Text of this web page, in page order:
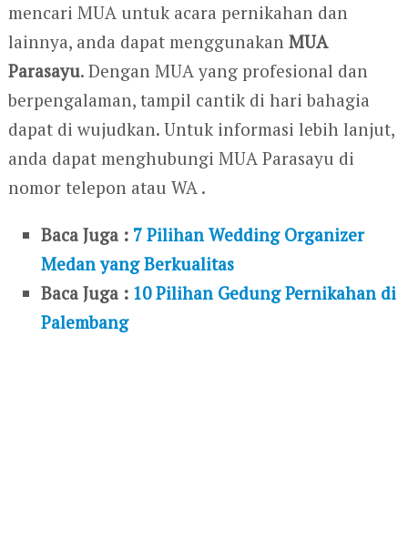
mencari MUA untuk acara pernikahan dan
lainnya, anda dapat menggunakan MUA
Parasayu. Dengan MUA yang profesional dan
berpengalaman, tampil cantik di hari bahagia
dapat di wujudkan. Untuk informasi lebih lanjut,
anda dapat menghubungi MUA Parasayu di
nomor telepon atau WA .
Baca Juga : 7 Pilihan Wedding Organizer
Medan yang Berkualitas
Baca Juga : 10 Pilihan Gedung Pernikahan di
Palembang